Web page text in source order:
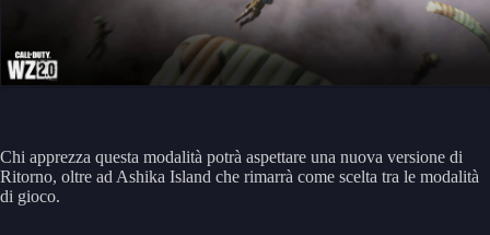
Chi apprezza questa modalità potrà aspettare una nuova versione di
Ritorno, oltre ad Ashika Island che rimarrà come scelta tra le modalità
di gioco.